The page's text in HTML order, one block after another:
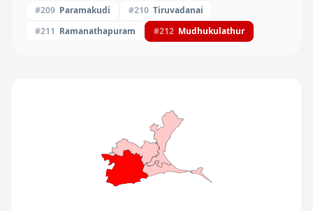
#209 Paramakudi #210 Tiruvadanai
#211 Ramanathapuram #212 Mudhukulathur